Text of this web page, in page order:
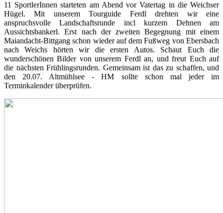
11 SportlerInnen starteten am Abend vor Vatertag in die Weichser
Hügel. Mit unserem Tourguide Ferdl drehten wir eine
anspruchsvolle Landschaftsrunde incl kurzem Dehnen am
Aussichtsbankerl. Erst nach der zweiten Begegnung mit einem
Maiandacht-Bittgang schon wieder auf dem Fußweg von Ebersbach
nach Weichs hörten wir die ersten Autos. Schaut Euch die
wunderschönen Bilder von unserem Ferdl an, und freut Euch auf
die nächsten Frühlingsrunden. Gemeinsam ist das zu schaffen, und
den 20.07. Altmühlsee - HM sollte schon mal jeder im
Terminkalender überprüfen.